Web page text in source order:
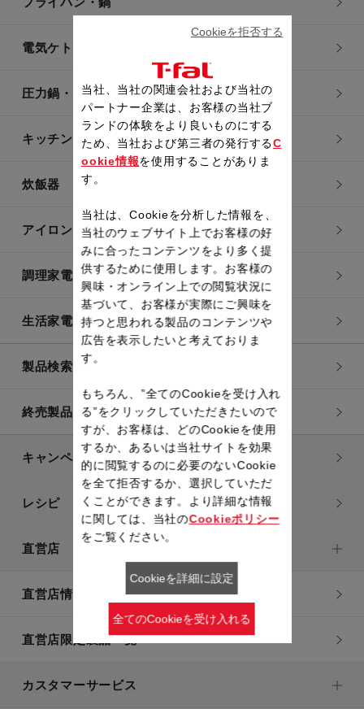
電気ケトル
圧力鍋・電気圧力鍋
キッチン用品
炊飯器
アイロン・衣類スチーマー
調理家電
生活家電
製品検索一覧
終売製品一覧
キャンペーン・特集
レシピ
直営店
直営店情報
直営店限定製品一覧
カスタマーサービス
当社、当社の関連会社および当社の
パートナー企業は、お客様の当社ブ
ランドの体験をより良いものにする
ため、当社および第三者の発行するC
ookie情報を使用することがありま
す。
当社は、Cookieを分析した情報を、
当社のウェブサイト上でお客様の好
みに合ったコンテンツをより多く提
供するために使用します。お客様の
興味・オンライン上での閲覧状況に
基づいて、お客様が実際にご興味を
持つと思われる製品のコンテンツや
広告を表示したいと考えておりま
す。
もちろん、”全てのCookieを受け入れ
る”をクリックしていただきたいので
すが、お客様は、どのCookieを使用
するか、あるいは当社サイトを効果
的に閲覧するのに必要のないCookie
を全て拒否するか、選択していただ
くことができます。より詳細な情報
に関しては、当社のCookieポリシー
をご覧ください。
Cookieを拒否する
Cookieを詳細に設定
全てのCookieを受け入れる